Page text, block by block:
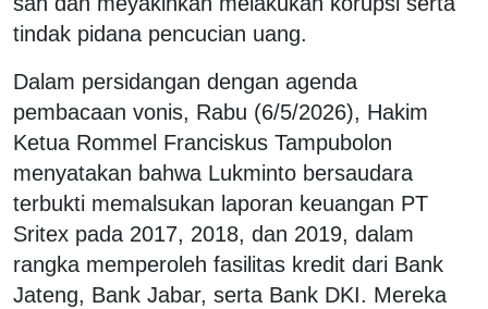
tindak pidana pencucian uang.
Dalam persidangan dengan agenda
pembacaan vonis, Rabu (6/5/2026), Hakim
Ketua Rommel Franciskus Tampubolon
menyatakan bahwa Lukminto bersaudara
terbukti memalsukan laporan keuangan PT
Sritex pada 2017, 2018, dan 2019, dalam
rangka memperoleh fasilitas kredit dari Bank
Jateng, Bank Jabar, serta Bank DKI. Mereka